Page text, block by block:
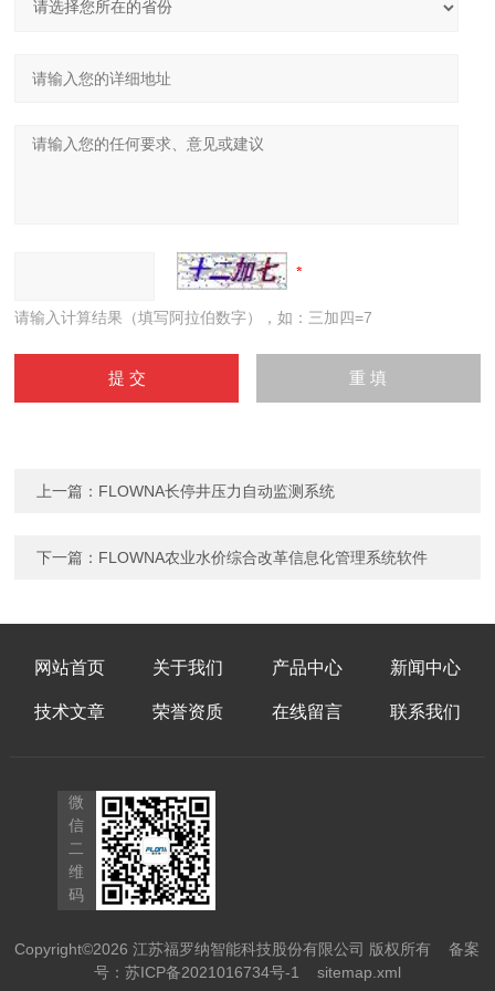
请输入计算结果（填写阿拉伯数字），如：三加四=7
上一篇： FLOWNA长停井压力自动监测系统
下一篇： FLOWNA农业水价综合改革信息化管理系统软件
网站首页 关于我们 产品中心 新闻中心
技术文章 荣誉资质 在线留言 联系我们
微
信
二
维
码
Copyright©2026 江苏福罗纳智能科技股份有限公司 版权所有备案
号：苏ICP备2021016734号-1
sitemap.xml